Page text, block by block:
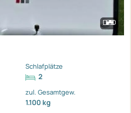
Schlafplätze
2
zul. Gesamtgew.
1.100 kg